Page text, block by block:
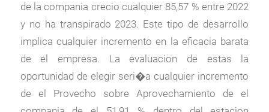
de la compania crecio cualquier 85,57 % entre 2022
y no ha transpirado 2023. Este tipo de desarrollo
implica cualquier incremento en la eficacia barata
de el empresa. La evaluacion de estas la
oportunidad de elegir seri�a cualquier incremento
de el Provecho sobre Aprovechamiento de el